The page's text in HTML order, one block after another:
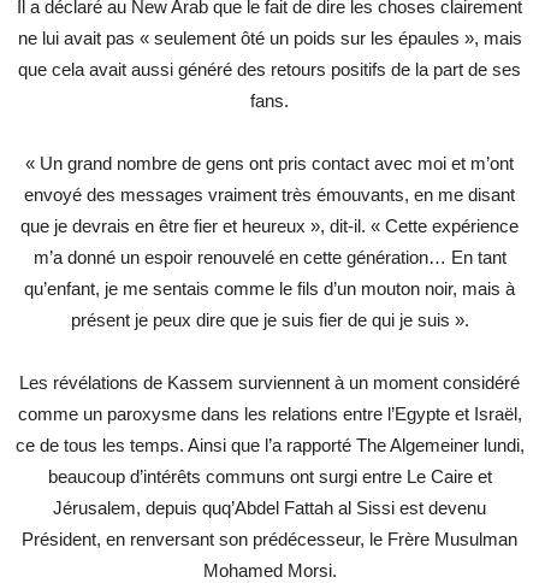
Il a déclaré au New Arab que le fait de dire les choses clairement
ne lui avait pas « seulement ôté un poids sur les épaules », mais
que cela avait aussi généré des retours positifs de la part de ses
fans.
« Un grand nombre de gens ont pris contact avec moi et m’ont
envoyé des messages vraiment très émouvants, en me disant
que je devrais en être fier et heureux », dit-il. « Cette expérience
m’a donné un espoir renouvelé en cette génération… En tant
qu’enfant, je me sentais comme le fils d’un mouton noir, mais à
présent je peux dire que je suis fier de qui je suis ».
Les révélations de Kassem surviennent à un moment considéré
comme un paroxysme dans les relations entre l’Egypte et Israël,
ce de tous les temps. Ainsi que l’a rapporté The Algemeiner lundi,
beaucoup d’intérêts communs ont surgi entre Le Caire et
Jérusalem, depuis quq’Abdel Fattah al Sissi est devenu
Président, en renversant son prédécesseur, le Frère Musulman
Mohamed Morsi.